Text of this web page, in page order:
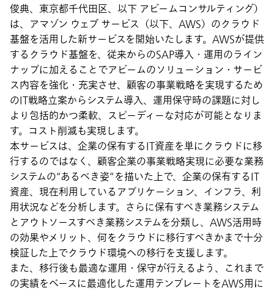
俊典、東京都千代田区、以下 アビームコンサルティング）
は、アマゾン ウェブ サービス（以下、AWS）のクラウド
基盤を活用した新サービスを開始いたします。AWSが提供
するクラウド基盤を、従来からのSAP導入・運用のライン
ナップに加えることでアビームのソリューション・サービ
ス内容を強化・充実させ、顧客の事業戦略を実現するため
のIT戦略立案からシステム導入、運用保守時の課題に対し
より包括的かつ柔軟、スピーディーな対応が可能となりま
す。コスト削減も実現します。
本サービスは、企業の保有するIT資産を単にクラウドに移
行するのではなく、顧客企業の事業戦略実現に必要な業務
システムの“あるべき姿”を描いた上で、企業の保有するIT
資産、現在利用しているアプリケーション、インフラ、利
用状況などを分析します。さらに保有すべき業務システム
とアウトソースすべき業務システムを分類し、AWS活用時
の効果やメリット、何をクラウドに移行すべきかまで十分
検証した上でクラウド環境への移行を支援します。
また、移行後も最適な運用・保守が行えるよう、これまで
の実績をベースに最適化した運用テンプレートをAWS用に